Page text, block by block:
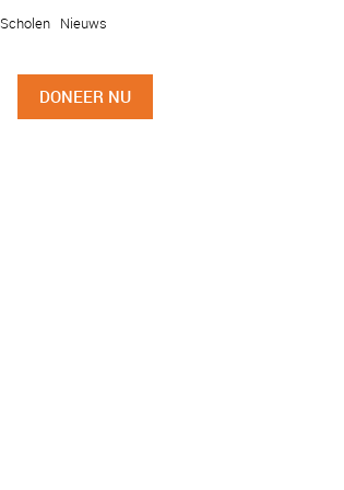
Scholen Nieuws
DONEER NU